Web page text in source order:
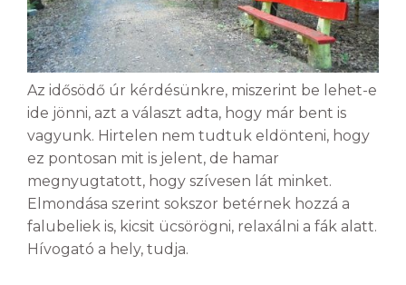
Az idősödő úr kérdésünkre, miszerint be lehet-e
ide jönni, azt a választ adta, hogy már bent is
vagyunk. Hirtelen nem tudtuk eldönteni, hogy
ez pontosan mit is jelent, de hamar
megnyugtatott, hogy szívesen lát minket.
Elmondása szerint sokszor betérnek hozzá a
falubeliek is, kicsit ücsörögni, relaxálni a fák alatt.
Hívogató a hely, tudja.